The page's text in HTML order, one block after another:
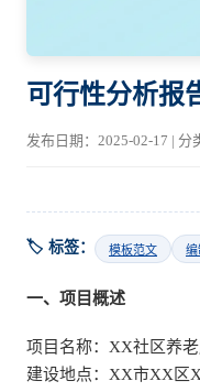
可行性分析报
发布日期：2025-02-17 | 分
🏷️ 标签： 模板范文 编
一、项目概述
项目名称：XX社区养
建设地点：XX市XX区